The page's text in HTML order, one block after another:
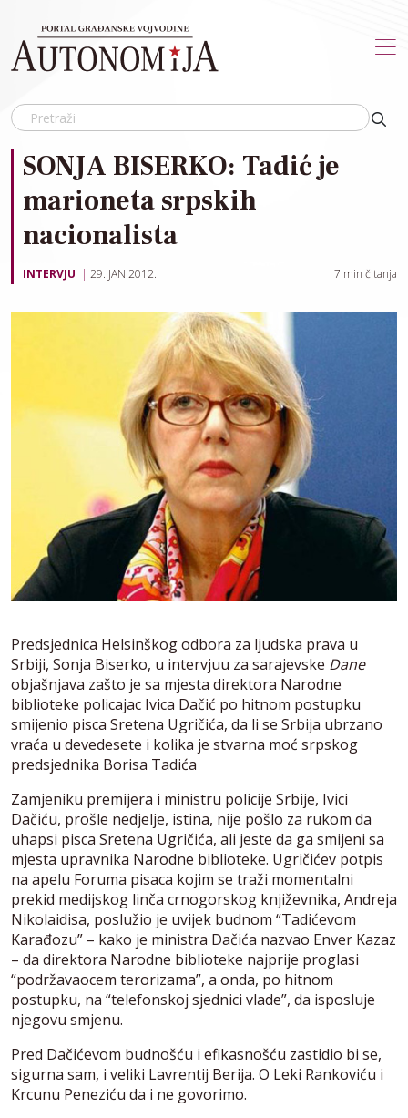
SONJA BISERKO: Tadić je
marioneta srpskih
nacionalista
INTERVJU 29. JAN 2012. 7 min čitanja
Predsjednica Helsinškog odbora za ljudska prava u
Srbiji, Sonja Biserko, u intervjuu za sarajevske Dane
objašnjava zašto je sa mjesta direktora Narodne
biblioteke policajac Ivica Dačić po hitnom postupku
smijenio pisca Sretena Ugričića, da li se Srbija ubrzano
vraća u devedesete i kolika je stvarna moć srpskog
predsjednika Borisa Tadića
Zamjeniku premijera i ministru policije Srbije, Ivici
Dačiću, prošle nedjelje, istina, nije pošlo za rukom da
uhapsi pisca Sretena Ugričića, ali jeste da ga smijeni sa
mjesta upravnika Narodne biblioteke. Ugričićev potpis
na apelu Foruma pisaca kojim se traži momentalni
prekid medijskog linča crnogorskog književnika, Andreja
Nikolaidisa, poslužio je uvijek budnom “Tadićevom
Karađozu” – kako je ministra Dačića nazvao Enver Kazaz
– da direktora Narodne biblioteke najprije proglasi
“podržavaocem terorizama”, a onda, po hitnom
postupku, na “telefonskoj sjednici vlade”, da isposluje
njegovu smjenu.
Pred Dačićevom budnošću i efikasnošću zastidio bi se,
sigurna sam, i veliki Lavrentij Berija. O Leki Rankoviću i
Krcunu Peneziću da i ne govorimo.